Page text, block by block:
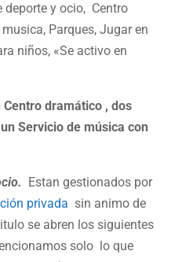
deporte y ocio, Centro
Parques, Jugar en
niños, «Se activo en
Centro dramático , dos
Servicio de música con
Estan gestionados por
privada sin animo de
se abren los siguientes
solo lo que